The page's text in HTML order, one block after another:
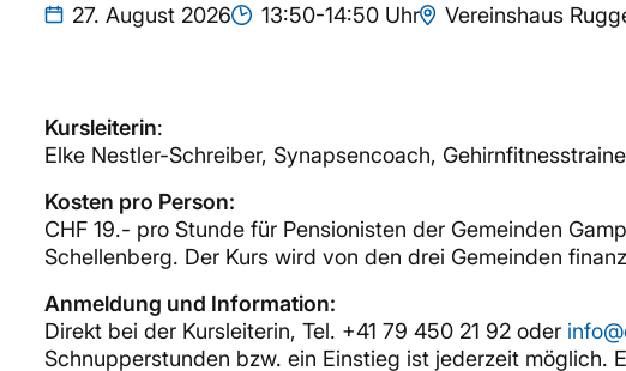
27. August 2026 13:50-14:50 Uhr Vereinshaus
Kursleiterin:
Elke Nestler-Schreiber, Synapsencoach,
Kosten pro Person:
CHF 19.- pro Stunde für Pensionisten der Gemeinden
Schellenberg. Der Kurs wird von den drei Gemeinden
Anmeldung und Information:
Direkt bei der Kursleiterin, Tel. +41 79 450 21 92 oder
Schnupperstunden bzw. ein Einstieg ist jederzeit möglich.